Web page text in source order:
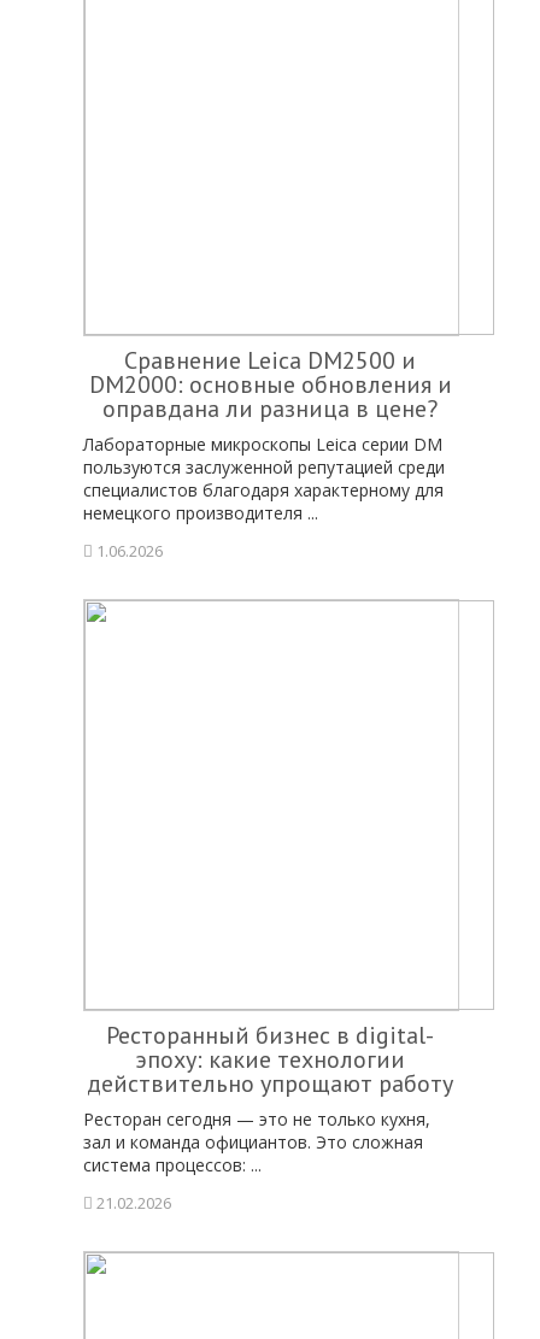
Сравнение Leica DM2500 и
DM2000: основные обновления и
оправдана ли разница в цене?
Лабораторные микроскопы Leica серии DM
пользуются заслуженной репутацией среди
специалистов благодаря характерному для
немецкого производителя ...
1.06.2026
Ресторанный бизнес в digital-
эпоху: какие технологии
действительно упрощают работу
Ресторан сегодня — это не только кухня,
зал и команда официантов. Это сложная
система процессов: ...
21.02.2026